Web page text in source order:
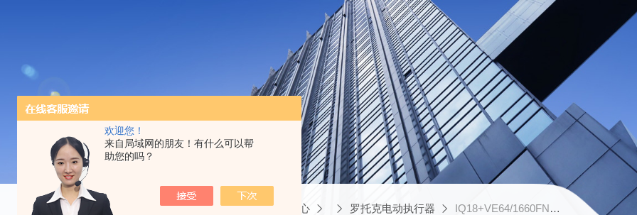
欢迎您！
来自局域网的朋友！有什么可以帮
助您的吗？
当前位置：首页 产品中心 罗托克电动执行器 IQ18+VE64/1660FNP厂家销售罗托克电子式工业总线型电动执行器